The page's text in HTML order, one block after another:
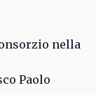
nella
Paolo